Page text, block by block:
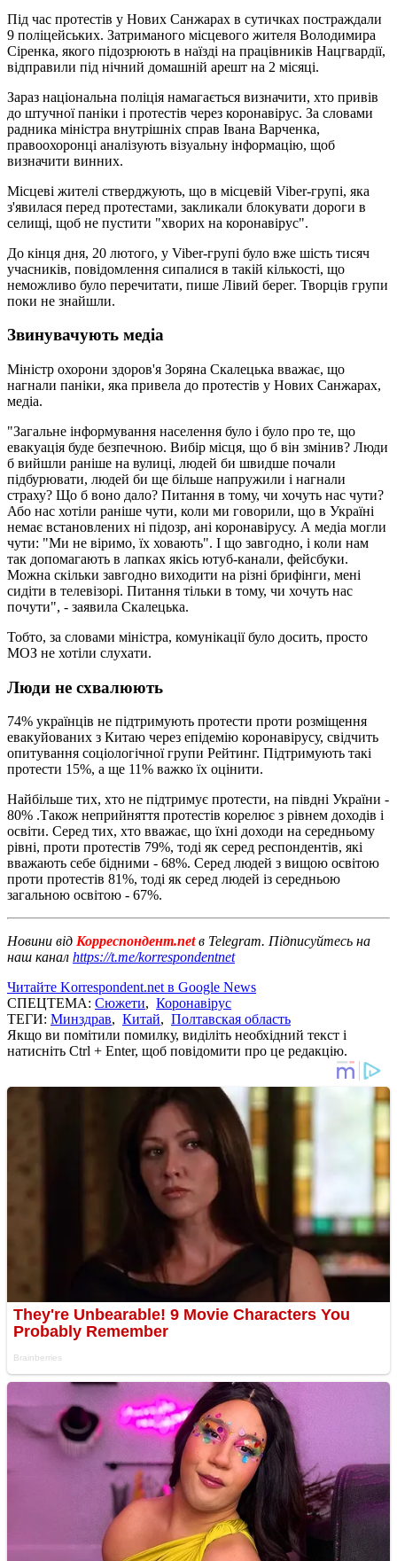
Під час протестів у Нових Санжарах в сутичках постраждали
9 поліцейських. Затриманого місцевого жителя Володимира
Сіренка, якого підозрюють в наїзді на працівників Нацгвардії,
відправили під нічний домашній арешт на 2 місяці.
Зараз національна поліція намагається визначити, хто привів
до штучної паніки і протестів через коронавірус. За словами
радника міністра внутрішніх справ Івана Варченка,
правоохоронці аналізують візуальну інформацію, щоб
визначити винних.
Місцеві жителі стверджують, що в місцевій Viber-групі, яка
з'явилася перед протестами, закликали блокувати дороги в
селищі, щоб не пустити "хворих на коронавірус".
До кінця дня, 20 лютого, у Viber-групі було вже шість тисяч
учасників, повідомлення сипалися в такій кількості, що
неможливо було перечитати, пише Лівий берег. Творців групи
поки не знайшли.
Звинувачують медіа
Міністр охорони здоров'я Зоряна Скалецька вважає, що
нагнали паніки, яка привела до протестів у Нових Санжарах,
медіа.
"Загальне інформування населення було і було про те, що
евакуація буде безпечною. Вибір місця, що б він змінив? Люди
б вийшли раніше на вулиці, людей би швидше почали
підбурювати, людей би ще більше напружили і нагнали
страху? Що б воно дало? Питання в тому, чи хочуть нас чути?
Або нас хотіли раніше чути, коли ми говорили, що в Україні
немає встановлених ні підозр, ані коронавірусу. А медіа могли
чути: "Ми не віримо, їх ховають". І що завгодно, і коли нам
так допомагають в лапках якісь ютуб-канали, фейсбуки.
Можна скільки завгодно виходити на різні брифінги, мені
сидіти в телевізорі. Питання тільки в тому, чи хочуть нас
почути", - заявила Скалецька.
Тобто, за словами міністра, комунікації було досить, просто
МОЗ не хотіли слухати.
Люди не схвалюють
74% українців не підтримують протести проти розміщення
евакуйованих з Китаю через епідемію коронавірусу, свідчить
опитування соціологічної групи Рейтинг. Підтримують такі
протести 15%, а ще 11% важко їх оцінити.
Найбільше тих, хто не підтримує протести, на півдні України -
80% .Також неприйняття протестів корелює з рівнем доходів і
освіти. Серед тих, хто вважає, що їхні доходи на середньому
рівні, проти протестів 79%, тоді як серед респондентів, які
вважають себе бідними - 68%. Серед людей з вищою освітою
проти протестів 81%, тоді як серед людей із середньою
загальною освітою - 67%.
Новини від Корреспондент.netв Telegram. Підписуйтесь на
наш канал https://t.me/korrespondentnet
Читайте Korrespondent.net в Google News
СПЕЦТЕМА: Сюжети, Коронавірус
ТЕГИ: Минздрав, Китай, Полтавская область
Якщо ви помітили помилку, виділіть необхідний текст і
натисніть Ctrl + Enter, щоб повідомити про це редакцію.